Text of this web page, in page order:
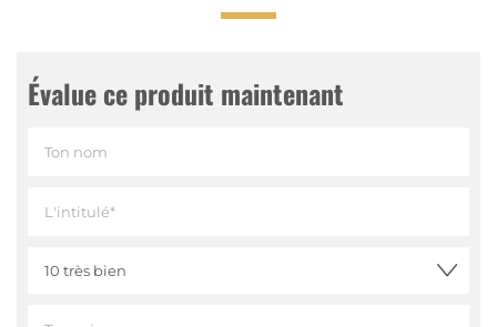
Évalue ce produit maintenant